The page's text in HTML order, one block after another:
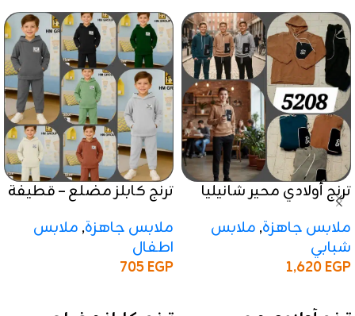
ترنج أولادي محير شانيليا
مبطن – هايدي مستورد
ملابس جاهزة, ملابس
شبابي
1,620EGP
ترنج كابلز مضلع – قطيفة
ملابس جاهزة, ملابس
اطفال
705EGP